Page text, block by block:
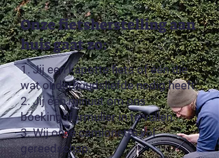
Onze fietsherstelling aan
huis gaat zo:
1. Jij een kapotte fiets of één die
wat onderhoudsliefde nodig heeft.
2. Jij één minuut om ons
boekingsformulier in te vullen.
3. Wij onze camionette vol
gereedschap.